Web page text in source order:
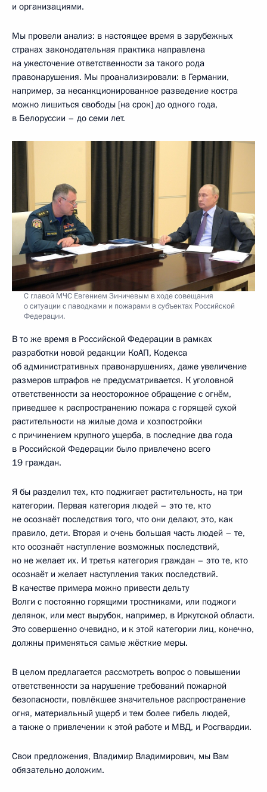
и организациями.
Мы провели анализ: в настоящее время в зарубежных
странах законодательная практика направлена
на ужесточение ответственности за такого рода
правонарушения. Мы проанализировали: в Германии,
например, за несанкционированное разведение костра
можно лишиться свободы [на срок] до одного года,
в Белоруссии – до семи лет.
С главой МЧС Евгением Зиничевым в ходе совещания
о ситуации с паводками и пожарами в субъектах Российской
Федерации.
В то же время в Российской Федерации в рамках
разработки новой редакции КоАП, Кодекса
об административных правонарушениях, даже увеличение
размеров штрафов не предусматривается. К уголовной
ответственности за неосторожное обращение с огнём,
приведшее к распространению пожара с горящей сухой
растительности на жилые дома и хозпостройки
с причинением крупного ущерба, в последние два года
в Российской Федерации было привлечено всего
19 граждан.
Я бы разделил тех, кто поджигает растительность, на три
категории. Первая категория людей – это те, кто
не осознаёт последствия того, что они делают, это, как
правило, дети. Вторая и очень большая часть людей – те,
кто осознаёт наступление возможных последствий,
но не желает их. И третья категория граждан – это те, кто
осознаёт и желает наступления таких последствий.
В качестве примера можно привести дельту
Волги с постоянно горящими тростниками, или поджоги
делянок, или мест вырубок, например, в Иркутской области.
Это совершенно очевидно, и к этой категории лиц, конечно,
должны применяться самые жёсткие меры.
В целом предлагается рассмотреть вопрос о повышении
ответственности за нарушение требований пожарной
безопасности, повлёкшее значительное распространение
огня, материальный ущерб и тем более гибель людей,
а также о привлечении к этой работе и МВД, и Росгвардии.
Свои предложения, Владимир Владимирович, мы Вам
обязательно доложим.